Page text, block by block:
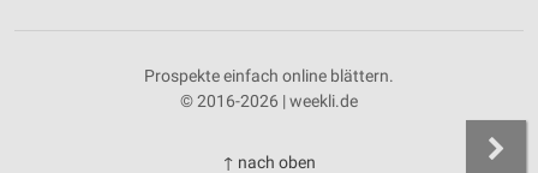
Prospekte einfach online blättern.
© 2016-2026 | weekli.de
↑ nach oben